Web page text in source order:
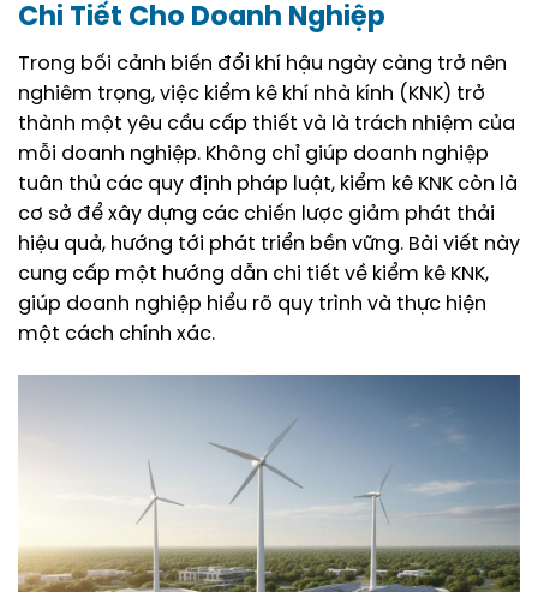
Chi Tiết Cho Doanh Nghiệp
Trong bối cảnh biến đổi khí hậu ngày càng trở nên
nghiêm trọng, việc kiểm kê khí nhà kính (KNK) trở
thành một yêu cầu cấp thiết và là trách nhiệm của
mỗi doanh nghiệp. Không chỉ giúp doanh nghiệp
tuân thủ các quy định pháp luật, kiểm kê KNK còn là
cơ sở để xây dựng các chiến lược giảm phát thải
hiệu quả, hướng tới phát triển bền vững. Bài viết này
cung cấp một hướng dẫn chi tiết về kiểm kê KNK,
giúp doanh nghiệp hiểu rõ quy trình và thực hiện
một cách chính xác.